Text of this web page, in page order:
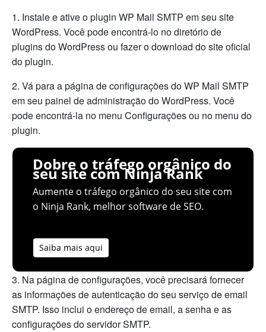
1. Instale e ative o plugin WP Mail SMTP em seu site
WordPress. Você pode encontrá-lo no diretório de
plugins do WordPress ou fazer o download do site oficial
do plugin.
2. Vá para a página de configurações do WP Mail SMTP
em seu painel de administração do WordPress. Você
pode encontrá-la no menu Configurações ou no menu do
plugin.
Dobre o tráfego orgânico do
seu site com Ninja Rank
Aumente o tráfego orgânico do seu site com
o Ninja Rank, melhor software de SEO.
Saiba mais aqui
3. Na página de configurações, você precisará fornecer
as informações de autenticação do seu serviço de email
SMTP. Isso inclui o endereço de email, a senha e as
configurações do servidor SMTP.